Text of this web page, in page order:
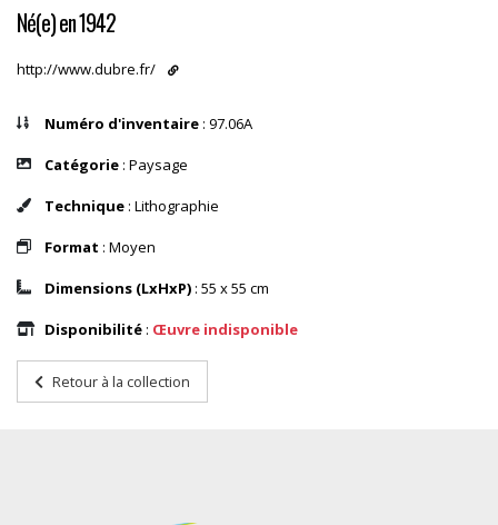
Né(e) en 1942
http://www.dubre.fr/
Numéro d'inventaire : 97.06A
Catégorie : Paysage
Technique : Lithographie
Format : Moyen
Dimensions (LxHxP) : 55 x 55 cm
Disponibilité : Œuvre indisponible
Retour à la collection